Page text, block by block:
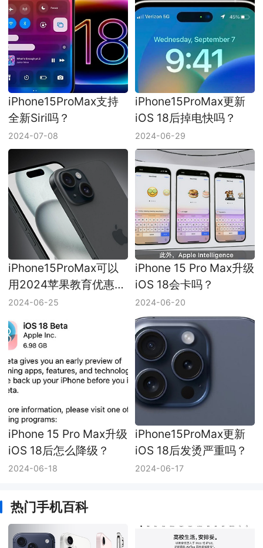
iPhone15ProMax支持
全新Siri吗？
2024-07-08
iPhone15ProMax更新
iOS 18后掉电快吗？
2024-06-29
iPhone15ProMax可以
用2024苹果教育优惠
吗？
2024-06-25
iPhone 15 Pro Max升级
iOS 18会卡吗？
2024-06-20
iPhone 15 Pro Max升级
iOS 18后怎么降级？
2024-06-18
iPhone15ProMax更新
iOS 18后发烫严重吗？
2024-06-17
热门手机百科